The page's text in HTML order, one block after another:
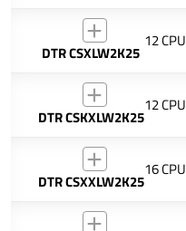
DTR CSXLW2K25
12 CPU
DTR CSKXLW2K25
12 CPU
DTR CSXXLW2K25
16 CPU